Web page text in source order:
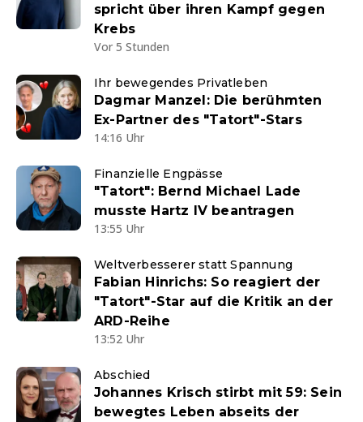
spricht über ihren Kampf gegen
Krebs
Vor 5 Stunden
Ihr bewegendes Privatleben
Dagmar Manzel: Die berühmten
Ex-Partner des "Tatort"-Stars
14:16 Uhr
Finanzielle Engpässe
"Tatort": Bernd Michael Lade
musste Hartz IV beantragen
13:55 Uhr
Weltverbesserer statt Spannung
Fabian Hinrichs: So reagiert der
"Tatort"-Star auf die Kritik an der
ARD-Reihe
13:52 Uhr
Abschied
Johannes Krisch stirbt mit 59: Sein
bewegtes Leben abseits der